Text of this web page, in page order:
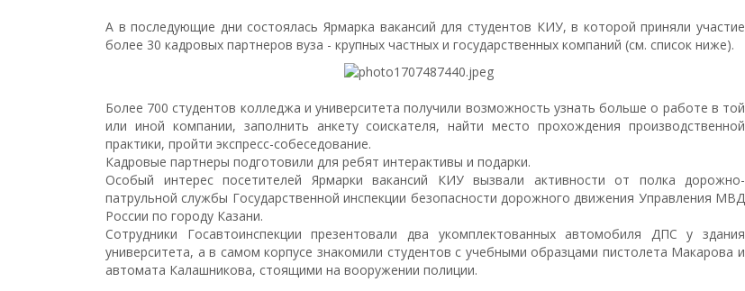
А в последующие дни состоялась Ярмарка вакансий для студентов КИУ, в которой приняли участие
более 30 кадровых партнеров вуза - крупных частных и государственных компаний (см. список ниже).
Более 700 студентов колледжа и университета получили возможность узнать больше о работе в той
или иной компании, заполнить анкету соискателя, найти место прохождения производственной
практики, пройти экспресс-собеседование.
Кадровые партнеры подготовили для ребят интерактивы и подарки.
Особый интерес посетителей Ярмарки вакансий КИУ вызвали активности от полка дорожно-
патрульной службы Государственной инспекции безопасности дорожного движения Управления МВД
России по городу Казани.
Сотрудники Госавтоинспекции презентовали два укомплектованных автомобиля ДПС у здания
университета, а в самом корпусе знакомили студентов с учебными образцами пистолета Макарова и
автомата Калашникова, стоящими на вооружении полиции.